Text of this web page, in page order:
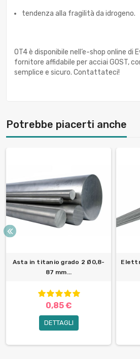
tendenza alla fragilità da idrogeno.
OT4 è disponibile nell’e-shop online di
fornitore affidabile per acciai GOST,
semplice e sicuro. Contattateci!
Potrebbe piacerti anche
Asta in titanio grado 2 Ø0,8-
87 mm...
0,85 €
DETTAGLI